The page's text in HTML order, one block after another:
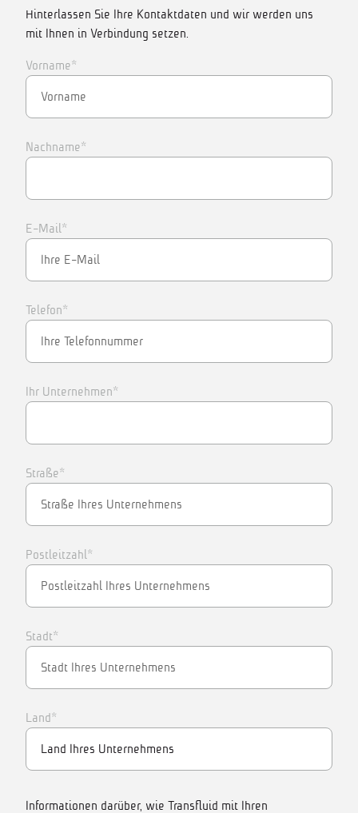
Hinterlassen Sie Ihre Kontaktdaten und wir werden uns
mit Ihnen in Verbindung setzen.
Vorname*
Nachname*
E-Mail*
Telefon*
Ihr Unternehmen*
Straße*
Postleitzahl*
Stadt*
Land*
Informationen darüber, wie Transfluid mit Ihren